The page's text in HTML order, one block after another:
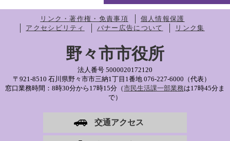
リンク・著作権・免責事項
個人情報保護
アクセシビリティ
バナー広告について リンク集
野々市市役所
法人番号 5000020172120
〒921-8510 石川県野々市市三納1丁目1番地 076-227-6000（代表）
窓口業務時間：8時30分から17時15分（市民生活課一部業務は17時45分ま
で）
交通アクセス